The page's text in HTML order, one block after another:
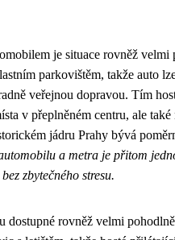
je situace rovněž
parkovištěm, takže auto
veřejnou dopravou. Tím
v přeplněném centru, ale
jádru Prahy bývá
a metra je přitom
zbytečného stresu.
dostupné rovněž velmi